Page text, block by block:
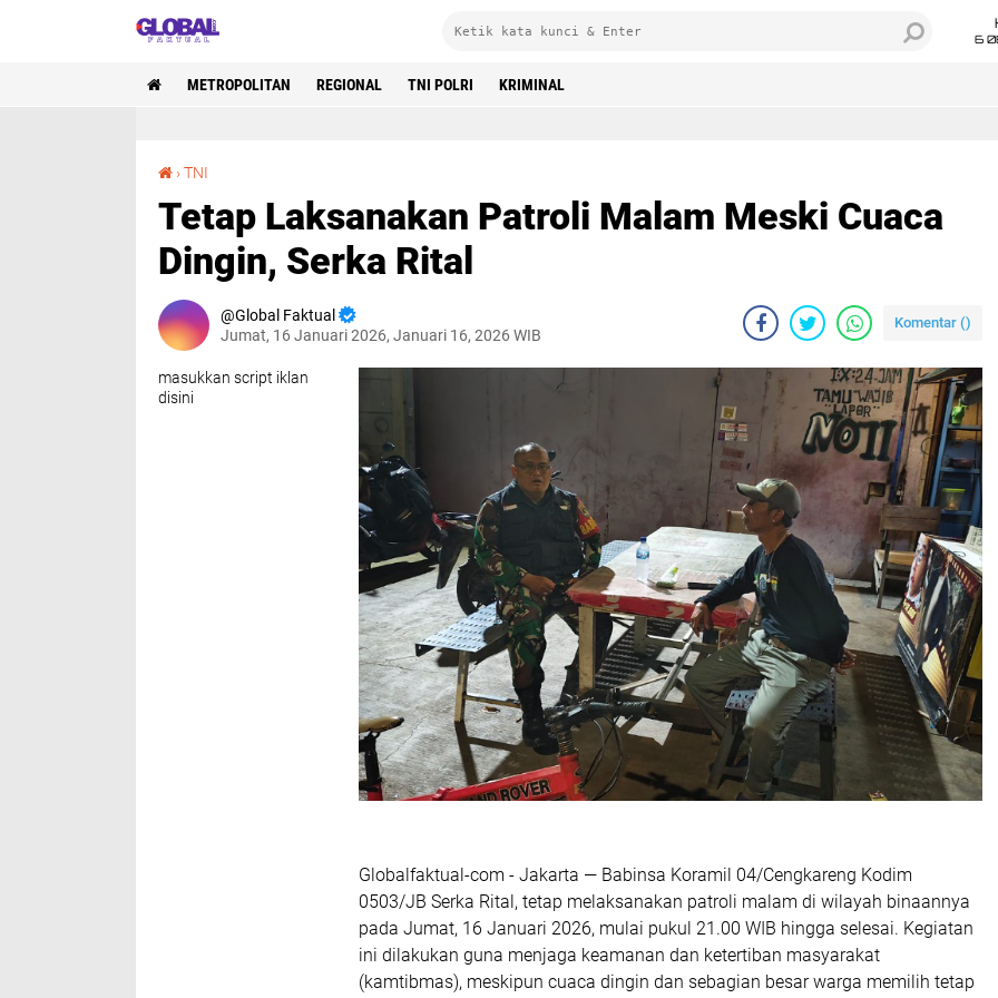
6
METROPOLITAN REGIONAL TNI POLRI KRIMINAL
›TNI
Tetap Laksanakan Patroli Malam Meski Cuaca
Dingin, Serka Rital
Global Faktual
Jumat, 16 Januari 2026, Januari 16, 2026 WIB
Komentar ()
masukkan script iklan
disini
Globalfaktual-com - Jakarta — Babinsa Koramil 04/Cengkareng Kodim
0503/JB Serka Rital, tetap melaksanakan patroli malam di wilayah binaannya
pada Jumat, 16 Januari 2026, mulai pukul 21.00 WIB hingga selesai. Kegiatan
ini dilakukan guna menjaga keamanan dan ketertiban masyarakat
(kamtibmas), meskipun cuaca dingin dan sebagian besar warga memilih tetap